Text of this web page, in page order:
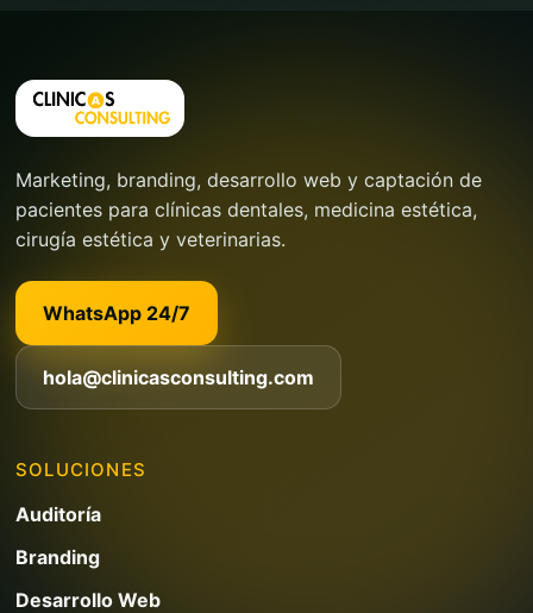
Marketing, branding, desarrollo web y captación de
pacientes para clínicas dentales, medicina estética,
cirugía estética y veterinarias.
WhatsApp 24/7
hola@clinicasconsulting.com
SOLUCIONES
Auditoría
Branding
Desarrollo Web